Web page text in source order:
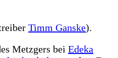
Timm Ganske).
Metzgers bei Edeka